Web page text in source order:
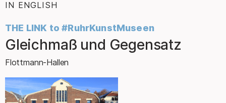
IN ENGLISH
THE LINK to #RuhrKunstMuseen
–
Gleichmaß und Gegensatz
Flottmann-Hallen